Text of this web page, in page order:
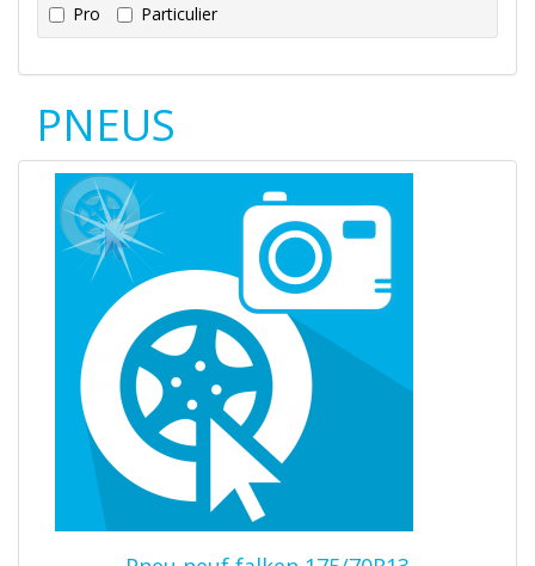
Pro Particulier
PNEUS